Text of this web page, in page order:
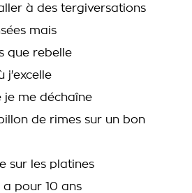
à des tergiversations
mais
que rebelle
j'excelle
je me déchaîne
de rimes sur un bon
sur les platines
a pour 10 ans